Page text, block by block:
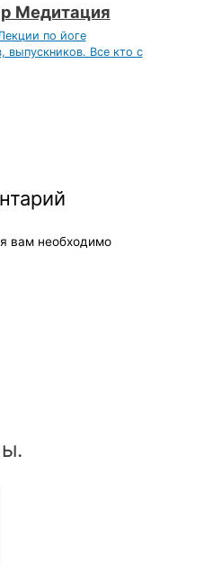
Медитация
по йоге
выпускников. Все кто с
вам необходимо